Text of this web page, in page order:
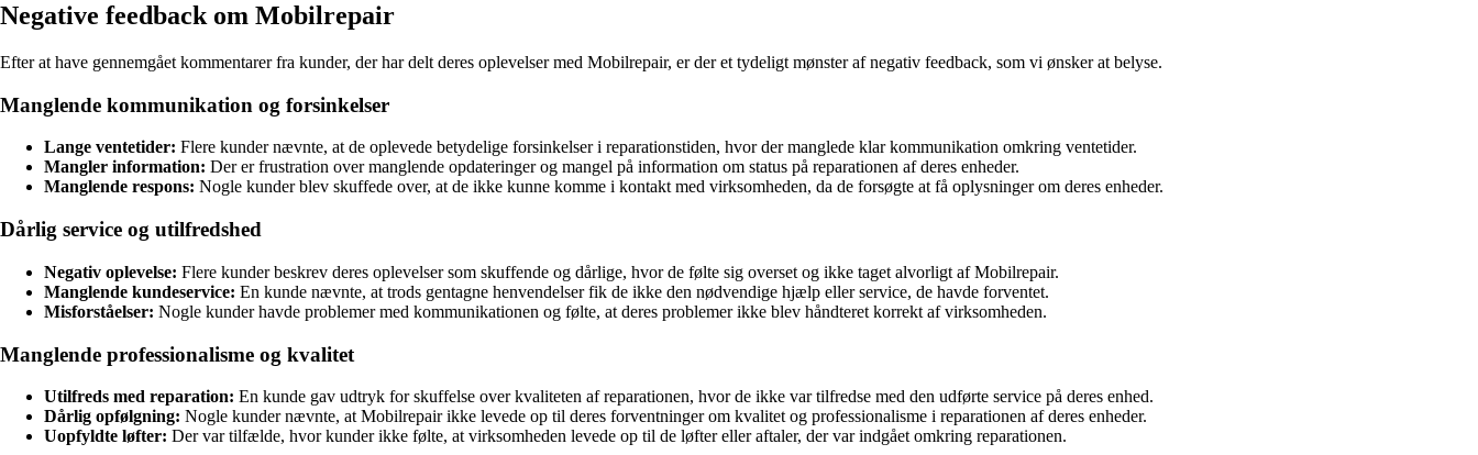
Negative feedback om Mobilrepair
Efter at have gennemgået kommentarer fra kunder, der har delt deres oplevelser med Mobilrepair, er der et tydeligt mønster af negativ feedback, som vi ønsker at belyse.
Manglende kommunikation og forsinkelser
Lange ventetider: Flere kunder nævnte, at de oplevede betydelige forsinkelser i reparationstiden, hvor der manglede klar kommunikation omkring ventetider.
Mangler information: Der er frustration over manglende opdateringer og mangel på information om status på reparationen af deres enheder.
Manglende respons: Nogle kunder blev skuffede over, at de ikke kunne komme i kontakt med virksomheden, da de forsøgte at få oplysninger om deres enheder.
Dårlig service og utilfredshed
Negativ oplevelse: Flere kunder beskrev deres oplevelser som skuffende og dårlige, hvor de følte sig overset og ikke taget alvorligt af Mobilrepair.
Manglende kundeservice: En kunde nævnte, at trods gentagne henvendelser fik de ikke den nødvendige hjælp eller service, de havde forventet.
Misforståelser: Nogle kunder havde problemer med kommunikationen og følte, at deres problemer ikke blev håndteret korrekt af virksomheden.
Manglende professionalisme og kvalitet
Utilfreds med reparation: En kunde gav udtryk for skuffelse over kvaliteten af reparationen, hvor de ikke var tilfredse med den udførte service på deres enhed.
Dårlig opfølgning: Nogle kunder nævnte, at Mobilrepair ikke levede op til deres forventninger om kvalitet og professionalisme i reparationen af deres enheder.
Uopfyldte løfter: Der var tilfælde, hvor kunder ikke følte, at virksomheden levede op til de løfter eller aftaler, der var indgået omkring reparationen.